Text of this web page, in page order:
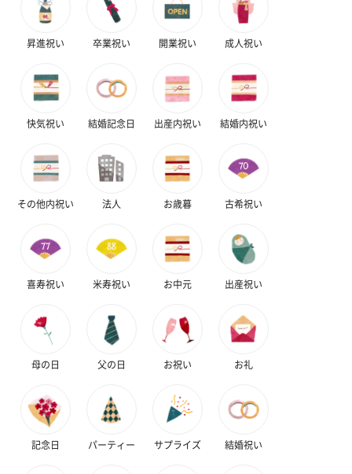
昇進祝い 卒業祝い 開業祝い 成人祝い
快気祝い 結婚記念日 出産内祝い 結婚内祝い
その他内祝い 法人 お歳暮 古希祝い
喜寿祝い 米寿祝い お中元 出産祝い
母の日 父の日 お祝い お礼
記念日 パーティー サプライズ 結婚祝い